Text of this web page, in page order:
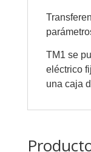
TM1 se
eléctrico
una caja